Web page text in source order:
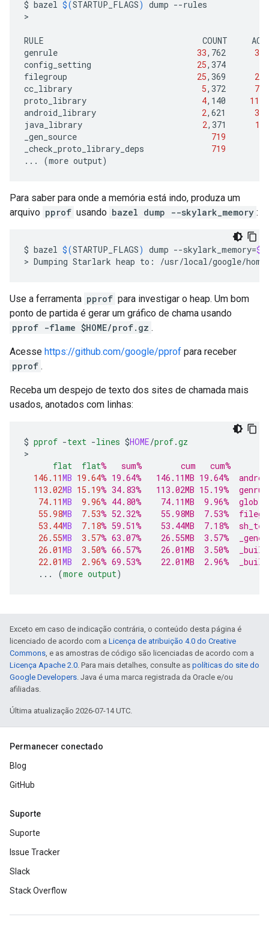
$ bazel $(STARTUP_FLAGS) dump --rules
>
RULE COUNT
genrule
33,762 33
config_setting
25,374
filegroup
25,369 25
cc_library
5,372 73
proto_library
4,140 110
android_library
2,621 36
java_library
2,371 12
_gen_source
719
_check_proto_library_deps
719
...
(more output)
Para saber para onde a memória está indo, produza um
arquivo pprof usando bazel dump --skylark_memory :
$ bazel $(STARTUP_FLAGS) dump --skylark_memory=
> Dumping Starlark heap to: /usr/local/google/
Use a ferramenta pprof para investigar o heap. Um bom
ponto de partida é gerar um gráfico de chama usando
pprof -flame $HOME/prof.gz .
Acesse https://github.com/google/pprof para receber
pprof .
Receba um despejo de texto dos sites de chamada mais
usados, anotados com linhas:
$ pprof -text -lines $HOME/prof.gz
>
flat
flat%   sum%        cum   cum%
146.11MB 19.64% 19.64%   146.11MB 19.64%
113.02MB 15.19% 34.83%   113.02MB 15.19%
74.11MB 9.96% 44.80%    74.11MB  9.96%  glob
55.98MB 7.53% 52.32%    55.98MB  7.53%
53.44MB 7.18% 59.51%    53.44MB  7.18%
26.55MB 3.57% 63.07%    26.55MB  3.57%
26.01MB 3.50% 66.57%    26.01MB  3.50%
22.01MB 2.96% 69.53%    22.01MB  2.96%
...
(more output)
Exceto em caso de indicação contrária, o conteúdo desta página é
licenciado de acordo com a Licença de atribuição 4.0 do Creative
Commons, e as amostras de código são licenciadas de acordo com a
Licença Apache 2.0. Para mais detalhes, consulte as políticas do site do
Google Developers. Java é uma marca registrada da Oracle e/ou
afiliadas.
Última atualização 2026-07-14 UTC.
Permanecer conectado
Blog
GitHub
Suporte
Suporte
Issue Tracker
Slack
Stack Overflow